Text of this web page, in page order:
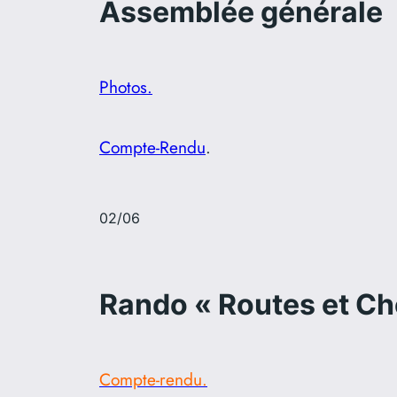
Assemblée générale
Photos.
Compte-Rendu.
02/06
Rando « Routes et
Compte-rendu.